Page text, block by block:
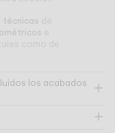
técnicas de
e
como de
los acabados